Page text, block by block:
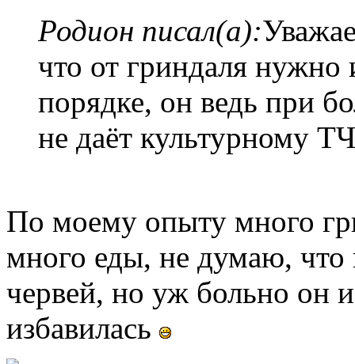
Родион писал(а):
что от гриндаля нужно
порядке, он ведь при
не даёт культурному
По моему опыту много
много еды, не думаю, что
червей, но уж больно он
избавилась